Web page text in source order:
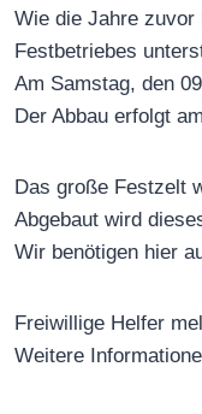
Wie die Jahre zuvor
Festbetriebes
Am Samstag, den
Der Abbau erfolgt
Das große Festzelt
Abgebaut wird
Wir benötigen hier
Freiwillige Helfer
Weitere